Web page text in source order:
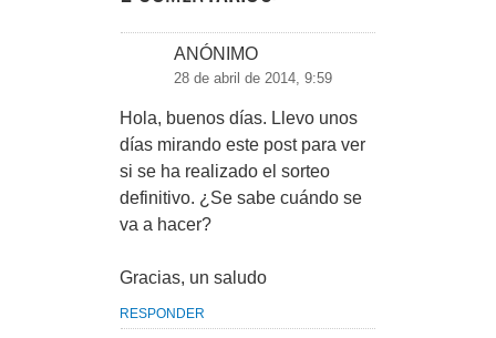
ANÓNIMO
28 de abril de 2014, 9:59
Hola, buenos días. Llevo unos
días mirando este post para ver
si se ha realizado el sorteo
definitivo. ¿Se sabe cuándo se
va a hacer?
Gracias, un saludo
RESPONDER